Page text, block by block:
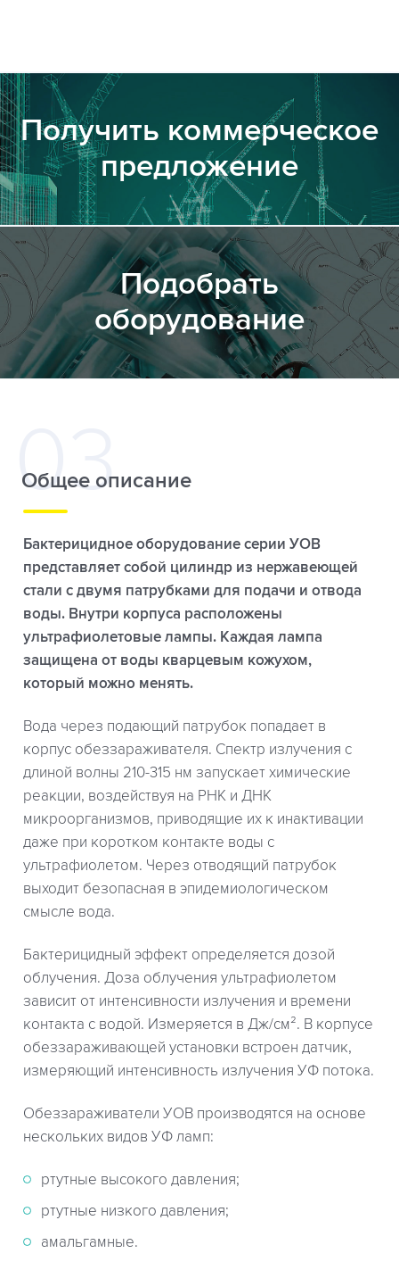
Получить коммерческое
предложение
Подобрать
оборудование
Общее описание
Бактерицидное оборудование серии УОВ
представляет собой цилиндр из нержавеющей
стали с двумя патрубками для подачи и отвода
воды. Внутри корпуса расположены
ультрафиолетовые лампы. Каждая лампа
защищена от воды кварцевым кожухом,
который можно менять.
Вода через подающий патрубок попадает в
корпус обеззараживателя. Спектр излучения с
длиной волны 210-315 нм запускает химические
реакции, воздействуя на РНК и ДНК
микроорганизмов, приводящие их к инактивации
даже при коротком контакте воды с
ультрафиолетом. Через отводящий патрубок
выходит безопасная в эпидемиологическом
смысле вода.
Бактерицидный эффект определяется дозой
облучения. Доза облучения ультрафиолетом
зависит от интенсивности излучения и времени
контакта с водой. Измеряется в Дж/см². В корпусе
обеззараживающей установки встроен датчик,
измеряющий интенсивность излучения УФ потока.
Обеззараживатели УОВ производятся на основе
нескольких видов УФ ламп:
ртутные высокого давления;
ртутные низкого давления;
амальгамные.